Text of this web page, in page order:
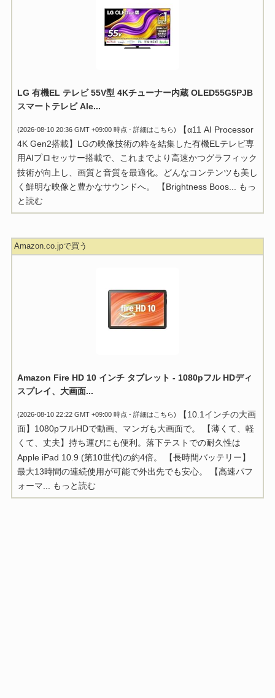
LG 有機EL テレビ 55V型 4Kチューナー内蔵 OLED55G5PJB
スマートテレビ Ale...
(2026-08-10 20:36 GMT +09:00 時点 - 詳細はこちら)
【α11 AI Processor
4K Gen2搭載】LGの映像技術の粋を結集した有機ELテレビ専
用AIプロセッサー搭載で、これまでより高速かつグラフィック
技術が向上し、画質と音質を最適化。どんなコンテンツも美し
く鮮明な映像と豊かなサウンドへ。 【Brightness Boos...
もっ
と読む
Amazon.co.jpで買う
Amazon Fire HD 10 インチ タブレット - 1080pフル HDディ
スプレイ、大画面...
(2026-08-10 22:22 GMT +09:00 時点 - 詳細はこちら)
【10.1インチの大画
面】1080pフルHDで動画、マンガも大画面で。 【薄くて、軽
くて、丈夫】持ち運びにも便利。落下テストでの耐久性は
Apple iPad 10.9 (第10世代)の約4倍。 【長時間バッテリー】
最大13時間の連続使用が可能で外出先でも安心。 【高速パフ
ォーマ...
もっと読む